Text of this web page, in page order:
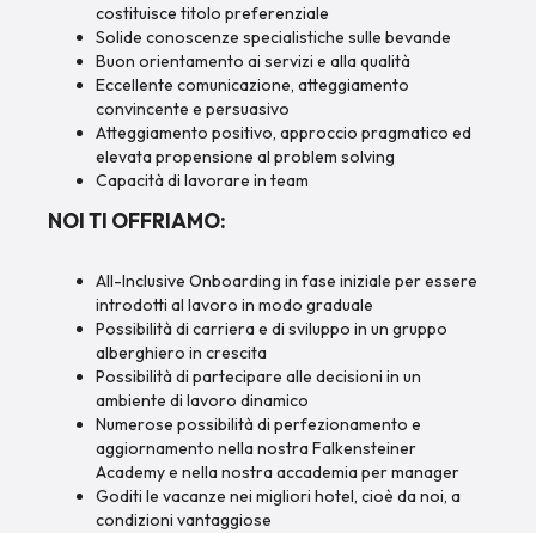
costituisce titolo preferenziale
Solide conoscenze specialistiche sulle bevande
Buon orientamento ai servizi e alla qualità
Eccellente comunicazione, atteggiamento
convincente e persuasivo
Atteggiamento positivo, approccio pragmatico ed
elevata propensione al problem solving
Capacità di lavorare in team
NOI TI OFFRIAMO:
All-Inclusive Onboarding in fase iniziale per essere
introdotti al lavoro in modo graduale
Possibilità di carriera e di sviluppo in un gruppo
alberghiero in crescita
Possibilità di partecipare alle decisioni in un
ambiente di lavoro dinamico
Numerose possibilità di perfezionamento e
aggiornamento nella nostra Falkensteiner
Academy e nella nostra accademia per manager
Goditi le vacanze nei migliori hotel, cioè da noi, a
condizioni vantaggiose